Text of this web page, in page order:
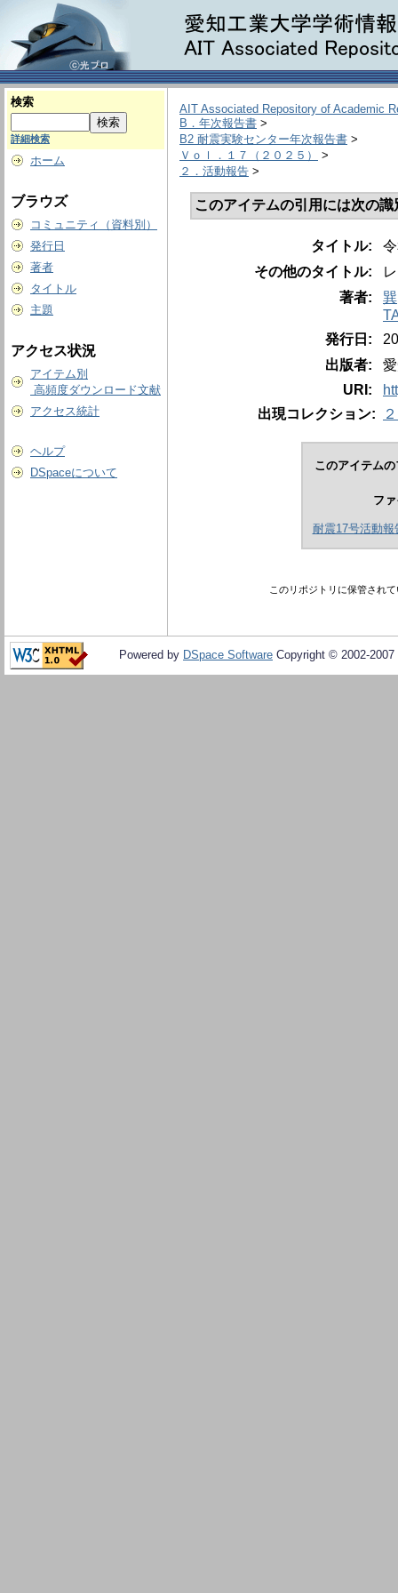
検索
詳細検索
ホーム
ブラウズ
コミュニティ（資料別）
発行日
著者
タイトル
主題
アクセス状況
アイテム別
高頻度ダウンロード文献
アクセス統計
ヘルプ
DSpaceについて
AIT Associated Repository of Academic
B．年次報告書 >
B2 耐震実験センター年次報告書 >
Ｖｏｌ．１７（２０２５）
>
２．活動報告 >
このアイテムの引用には次の
タイトル:
その他のタイトル:
著者:
発行日:
出版者:
URI:
出現コレクション:
このアイテム
フ
耐震17号活動報
このリポジトリに保管され
Powered by DSpace Software Copyright © 2002-2007